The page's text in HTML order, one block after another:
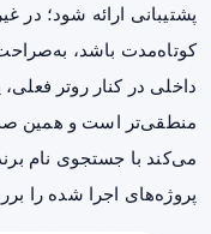
پشتیبانی ارائه شود؛
داخلی در کنار روتر
می‌کند با جستجوی نام
پروژه‌های اجرا شده را